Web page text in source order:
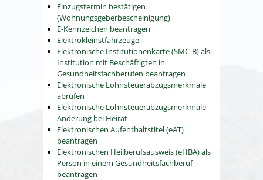
Einzugstermin bestätigen
(Wohnungsgeberbescheinigung)
E-Kennzeichen beantragen
Elektrokleinstfahrzeuge
Elektronische Institutionenkarte (SMC-B) als
Institution mit Beschäftigten in
Gesundheitsfachberufen beantragen
Elektronische Lohnsteuerabzugsmerkmale
abrufen
Elektronische Lohnsteuerabzugsmerkmale
Änderung bei Heirat
Elektronischen Aufenthaltstitel (eAT)
beantragen
Elektronischen Heilberufsausweis (eHBA) als
Person in einem Gesundheitsfachberuf
beantragen